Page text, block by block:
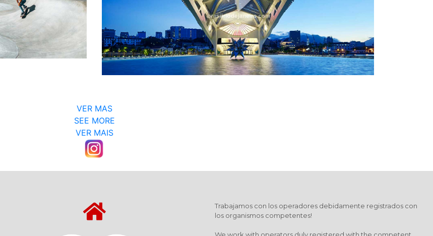
VER MAS
SEE MORE
VER MAIS
Trabajamos con los operadores debidamente registrados con
los organismos competentes!
We work with operators duly registered with the competent